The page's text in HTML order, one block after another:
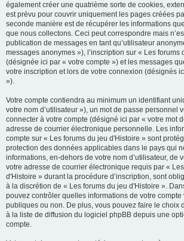
également créer une quatrième sorte de cookies,
est prévu pour couvrir uniquement les pages créées
seconde manière est de récupérer les informations
que nous collectons. Ceci peut correspondre mais
publication de messages en tant qu’utilisateur
messages anonymes »), l’inscription sur « Les forums
(désignée ici par « votre compte ») et les messages
votre inscription et lors de votre connexion (désignés
»).
Votre compte contiendra au minimum un identifiant
votre nom d’utilisateur »), un mot de passe personnel
connecter à votre compte (désigné ici par « votre mot
adresse de courrier électronique personnelle. Les
compte sur « Les forums du jeu d'Histoire » sont
protection des données applicables dans le pays qui
informations, en-dehors de votre nom d’utilisateur, de
votre adresse de courrier électronique requis par «
d'Histoire » durant la procédure d’inscription, sont
à la discrétion de « Les forums du jeu d'Histoire ».
pouvez contrôler quelles informations de votre
publiques ou non. De plus, vous pouvez faire le choix
à la liste de diffusion du logiciel phpBB depuis une
compte.